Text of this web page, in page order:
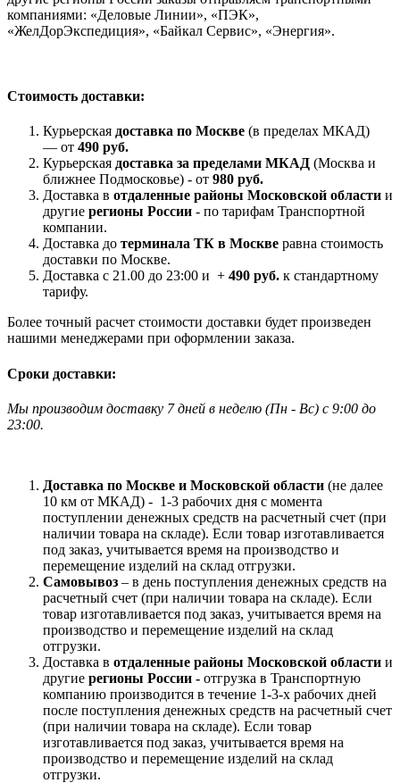
компаниями: «Деловые Линии», «ПЭК»,
«ЖелДорЭкспедиция», «Байкал Сервис», «Энергия».
Стоимость доставки:
Курьерская доставка по Москве (в пределах МКАД)
— от 490 руб.
Курьерская доставка за пределами МКАД (Москва и
ближнее Подмосковье) - от 980 руб.
Доставка в отдаленные районы Московской области и
другие регионы России - по тарифам Транспортной
компании.
Доставка до терминала ТК в Москве равна стоимость
доставки по Москве.
Доставка с 21.00 до 23:00 и + 490 руб. к стандартному
тарифу.
Более точный расчет стоимости доставки будет произведен
нашими менеджерами при оформлении заказа.
Сроки доставки:
Мы производим доставку 7 дней в неделю (Пн - Вс) с 9:00 до
23:00.
Доставка по Москве и Московской области (не далее
10 км от МКАД) - 1-3 рабочих дня с момента
поступлении денежных средств на расчетный счет (при
наличии товара на складе). Если товар изготавливается
под заказ, учитывается время на производство и
перемещение изделий на склад отгрузки.
Самовывоз – в день поступления денежных средств на
расчетный счет (при наличии товара на складе). Если
товар изготавливается под заказ, учитывается время на
производство и перемещение изделий на склад
отгрузки.
Доставка в отдаленные районы Московской области и
другие регионы России - отгрузка в Транспортную
компанию производится в течение 1-3-х рабочих дней
после поступления денежных средств на расчетный счет
(при наличии товара на складе). Если товар
изготавливается под заказ, учитывается время на
производство и перемещение изделий на склад
отгрузки.